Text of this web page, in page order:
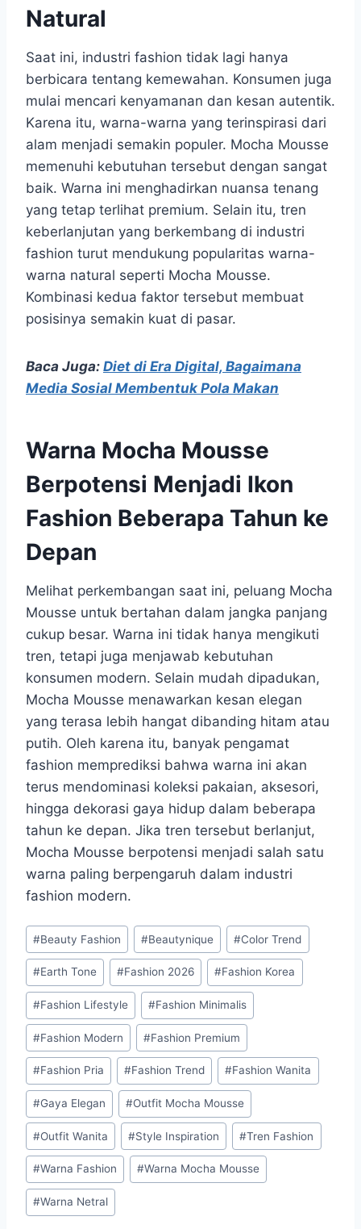
Natural
Saat ini, industri fashion tidak lagi hanya
berbicara tentang kemewahan. Konsumen juga
mulai mencari kenyamanan dan kesan autentik.
Karena itu, warna-warna yang terinspirasi dari
alam menjadi semakin populer. Mocha Mousse
memenuhi kebutuhan tersebut dengan sangat
baik. Warna ini menghadirkan nuansa tenang
yang tetap terlihat premium. Selain itu, tren
keberlanjutan yang berkembang di industri
fashion turut mendukung popularitas warna-
warna natural seperti Mocha Mousse.
Kombinasi kedua faktor tersebut membuat
posisinya semakin kuat di pasar.
Baca Juga: Diet di Era Digital, Bagaimana
Media Sosial Membentuk Pola Makan
Warna Mocha Mousse
Berpotensi Menjadi Ikon
Fashion Beberapa Tahun ke
Depan
Melihat perkembangan saat ini, peluang Mocha
Mousse untuk bertahan dalam jangka panjang
cukup besar. Warna ini tidak hanya mengikuti
tren, tetapi juga menjawab kebutuhan
konsumen modern. Selain mudah dipadukan,
Mocha Mousse menawarkan kesan elegan
yang terasa lebih hangat dibanding hitam atau
putih. Oleh karena itu, banyak pengamat
fashion memprediksi bahwa warna ini akan
terus mendominasi koleksi pakaian, aksesori,
hingga dekorasi gaya hidup dalam beberapa
tahun ke depan. Jika tren tersebut berlanjut,
Mocha Mousse berpotensi menjadi salah satu
warna paling berpengaruh dalam industri
fashion modern.
Post
Tags:
#Beauty Fashion #Beautynique #Color Trend
#Earth Tone #Fashion 2026 #Fashion Korea
#Fashion Lifestyle #Fashion Minimalis
#Fashion Modern #Fashion Premium
#Fashion Pria #Fashion Trend #Fashion Wanita
#Gaya Elegan #Outfit Mocha Mousse
#Outfit Wanita #Style Inspiration #Tren Fashion
#Warna Fashion #Warna Mocha Mousse
#Warna Netral